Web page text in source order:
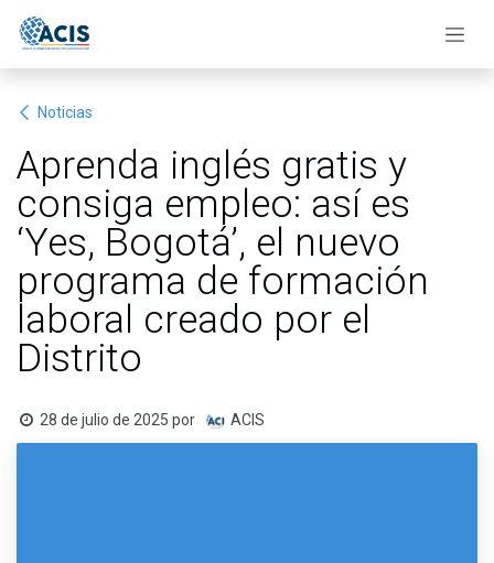
Noticias
Aprenda inglés gratis y
consiga empleo: así es
‘Yes, Bogotá’, el nuevo
programa de formación
laboral creado por el
Distrito
28 de julio de 2025 por ACIS